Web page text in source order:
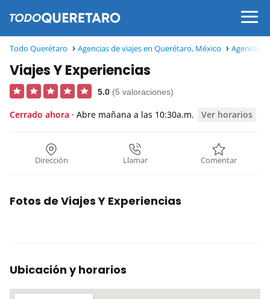
Todo Querétaro Agencias de viajes en Querétaro, México Agencias
Viajes Y Experiencias
5.0 (5 valoraciones)
Cerrado ahora · Abre mañana a las 10:30a.m. Ver horarios
Dirección Llamar Comentar
Fotos de Viajes Y Experiencias
Ubicación y horarios